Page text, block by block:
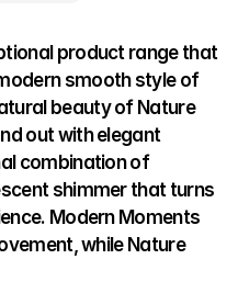
product range that
smooth style of
beauty of Nature
out with elegant
combination of
shimmer that turns
Modern Moments
while Nature